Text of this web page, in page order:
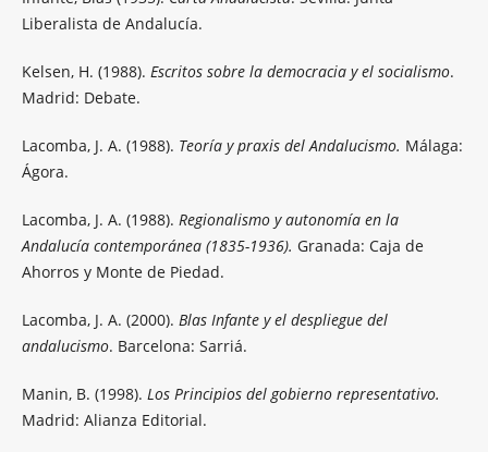
Liberalista de Andalucía.
Kelsen, H. (1988). Escritos sobre la democracia y el socialismo.
Madrid: Debate.
Lacomba, J. A. (1988). Teoría y praxis del Andalucismo. Málaga:
Ágora.
Lacomba, J. A. (1988). Regionalismo y autonomía en la
Andalucía contemporánea (1835-1936). Granada: Caja de
Ahorros y Monte de Piedad.
Lacomba, J. A. (2000). Blas Infante y el despliegue del
andalucismo. Barcelona: Sarriá.
Manin, B. (1998). Los Principios del gobierno representativo.
Madrid: Alianza Editorial.